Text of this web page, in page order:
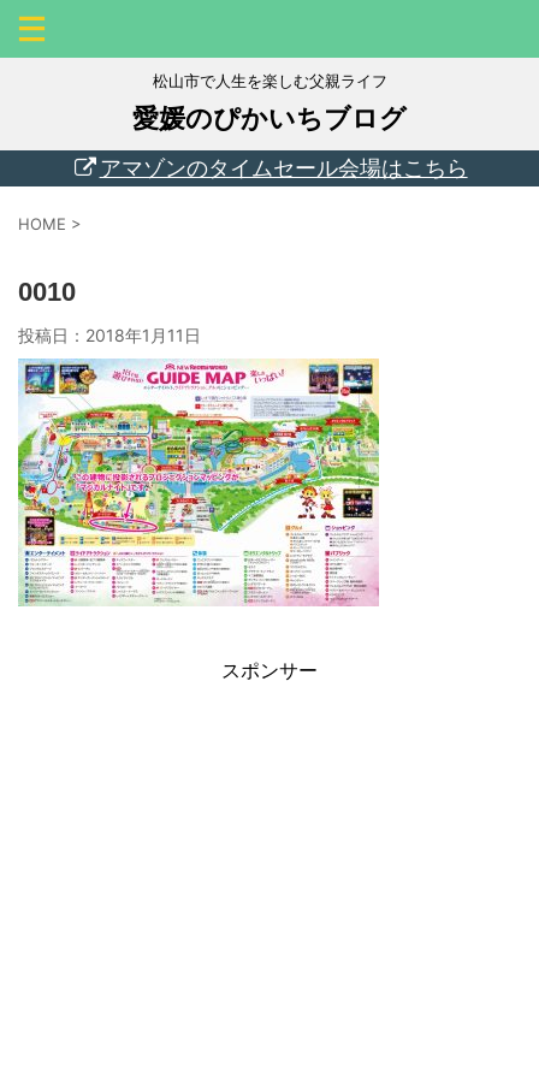
松山市で人生を楽しむ父親ライフ
愛媛のぴかいちブログ
アマゾンのタイムセール会場はこちら
HOME >
0010
投稿日： 2018年1月11日
スポンサー